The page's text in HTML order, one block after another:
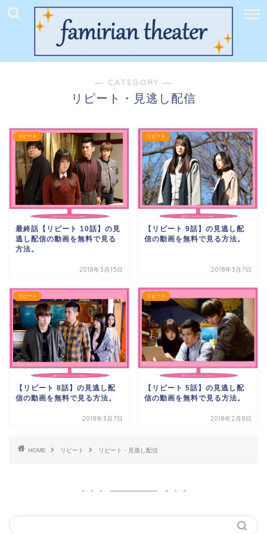
― CATEGORY ―
リピート・見逃し配信
リピート
最終話【リピート 10話】の見
逃し配信の動画を無料で見る
方法。
2018年3月15日
リピート
【リピート 9話】の見逃し配
信の動画を無料で見る方法。
2018年3月7日
リピート
【リピート 8話】の見逃し配
信の動画を無料で見る方法。
2018年3月7日
リピート
【リピート 5話】の見逃し配
信の動画を無料で見る方法。
2018年2月8日
HOME リピート リピート・見逃し配信